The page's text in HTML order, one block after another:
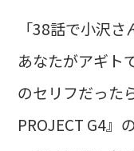
「38話で小沢
あなたがアギト
のセリフだった
PROJECT G4』